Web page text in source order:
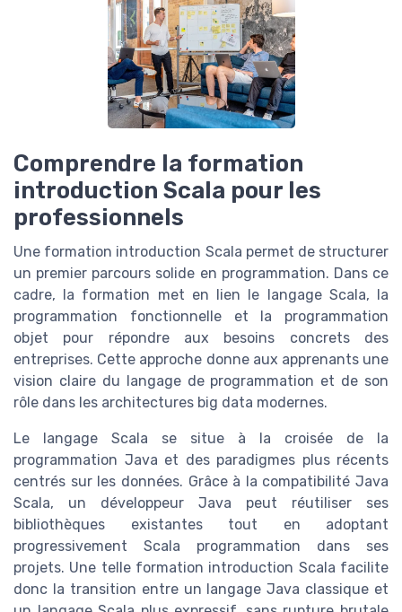
Comprendre la formation
introduction Scala pour les
professionnels
Une formation introduction Scala permet de structurer
un premier parcours solide en programmation. Dans ce
cadre, la formation met en lien le langage Scala, la
programmation fonctionnelle et la programmation
objet pour répondre aux besoins concrets des
entreprises. Cette approche donne aux apprenants une
vision claire du langage de programmation et de son
rôle dans les architectures big data modernes.
Le langage Scala se situe à la croisée de la
programmation Java et des paradigmes plus récents
centrés sur les données. Grâce à la compatibilité Java
Scala, un développeur Java peut réutiliser ses
bibliothèques existantes tout en adoptant
progressivement Scala programmation dans ses
projets. Une telle formation introduction Scala facilite
donc la transition entre un langage Java classique et